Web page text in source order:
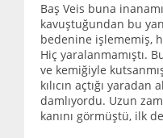
Baş Veis buna
kavuştuğundan bu
bedenine işlememiş,
Hiç yaralanmamıştı.
ve kemiğiyle
kılıcın açtığı
damlıyordu. Uzun
kanını görmüştü, ilk